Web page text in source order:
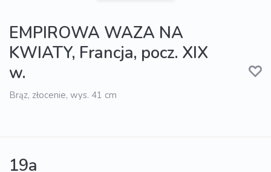
EMPIROWA WAZA NA
KWIATY, Francja, pocz. XIX
w.
Brąz, złocenie, wys. 41 cm
19a